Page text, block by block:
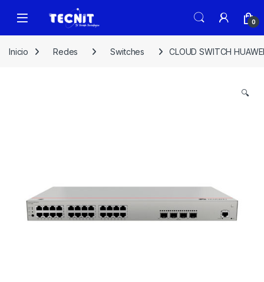
0
Inicio Redes Switches CLOUD SWITCH
🔍